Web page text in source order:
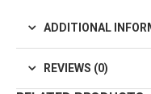
ADDITIONAL
REVIEWS (0)